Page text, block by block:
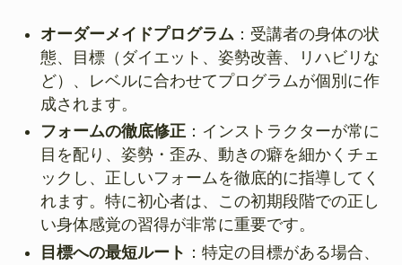
オーダーメイドプログラム ：受講者の身体の状
態、目標（ダイエット、姿勢改善、リハビリな
ど）、レベルに合わせてプログラムが個別に作
成されます。
フォームの徹底修正：インストラクターが常に
目を配り、姿勢・歪み、動きの癖を細かくチェ
ックし、正しいフォームを徹底的に指導してく
れます。特に初心者は、この初期段階での正し
い身体感覚の習得が非常に重要です。
目標への最短ルート ：特定の目標がある場合、